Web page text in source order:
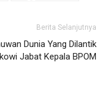
Berita Selanjutnya
Dunia Yang Dilantik
Jabat Kepala BPOM